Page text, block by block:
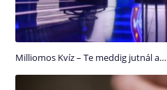
Milliomos Kvíz – Te meddig jutnál a…